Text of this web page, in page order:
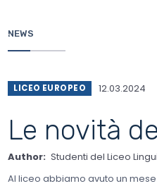
principale
NEWS
LICEO EUROPEO 12.03.2024
Le novità
Author Studenti del Liceo
Al liceo abbiamo avuto un